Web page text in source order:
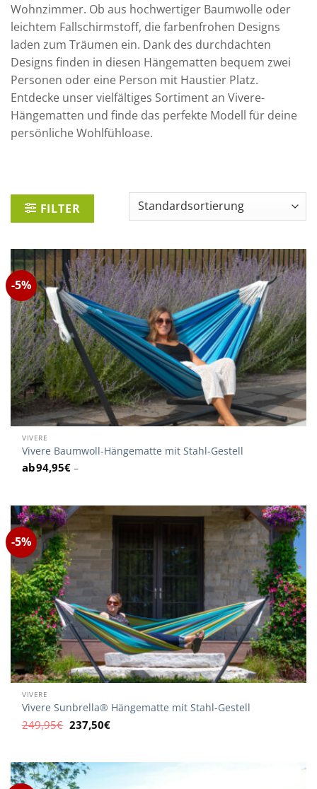
Wohnzimmer. Ob aus hochwertiger Baumwolle oder
leichtem Fallschirmstoff, die farbenfrohen Designs
laden zum Träumen ein. Dank des durchdachten
Designs finden in diesen Hängematten bequem zwei
Personen oder eine Person mit Haustier Platz.
Entdecke unser vielfältiges Sortiment an Vivere-
Hängematten und finde das perfekte Modell für deine
persönliche Wohlfühloase.
FILTER
-5%
VIVERE
Vivere Baumwoll-Hängematte mit Stahl-Gestell
94,95€ –
-5%
VIVERE
Vivere Sunbrella® Hängematte mit Stahl-Gestell
249,95€ Ursprünglicher
Preis
237,50€Aktueller
Preis